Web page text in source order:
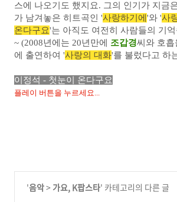
스에 나오기도 했지요. 그의 인기가 지금
가 남겨놓은 히트곡인 '사랑하기에 '와 '사
온다구요'는 아직도 여전히 사람들의 기
~ (2008년에는 20년만에 조갑경씨와 호
에 출연하여 '사랑의 대화'를 불렀다고 하
이정석 - 첫눈이 온다구요
플레이 버튼을 누르세요...
'음악> 가요, K팝스타' 카테고리의 다른 글